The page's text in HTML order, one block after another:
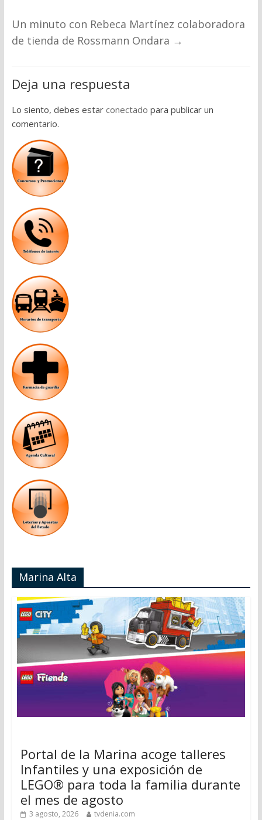
Un minuto con Rebeca Martínez colaboradora
de tienda de Rossmann Ondara →
Deja una respuesta
Lo siento, debes estar conectado para publicar un
comentario.
Marina Alta
Portal de la Marina acoge talleres
Infantiles y una exposición de
LEGO® para toda la familia durante
el mes de agosto
3 agosto, 2026 tvdenia.com